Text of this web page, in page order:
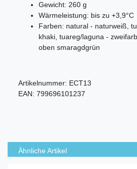
Gewicht: 260 g
Wärmeleistung: bis zu +3,9°C
Farben: natural - naturweiß,
khaki, tuareg/laguna -
oben smaragdgrün
Artikelnummer: ECT13
EAN: 799696101237
Ähnliche Artikel